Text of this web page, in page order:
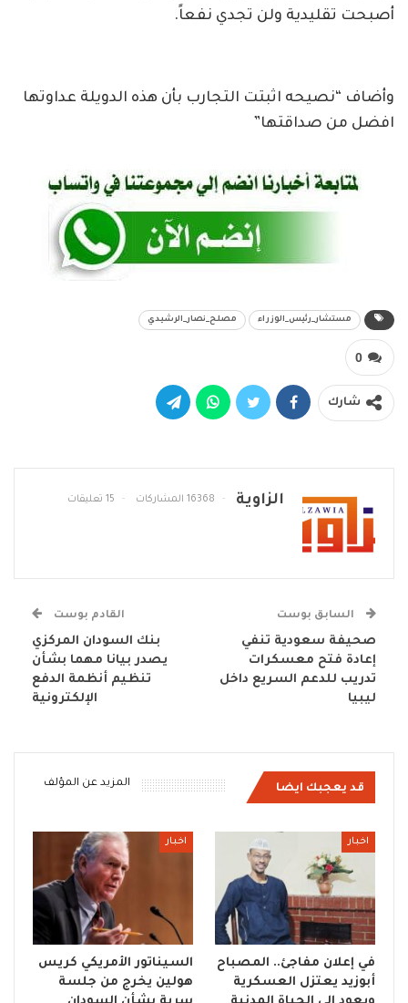
أصبحت تقليدية ولن تجدي نفعاً.
وأضاف “نصيحه اثبتت التجارب بأن هذه الدويلة عداوتها
افضل من صداقتها”
مستشار_رئيس_الوزراء مصلح_نصار_الرشيدي
0
شارك
الزاوية 16368 المشاركات 15 تعليقات
السابق بوست
صحيفة سعودية تنفي
إعادة فتح معسكرات
تدريب للدعم السريع داخل
ليبيا
القادم بوست
بنك السودان المركزي
يصدر بيانا مهما بشأن
تنظيم أنظمة الدفع
الإلكترونية
قد يعجبك ايضا المزيد عن المؤلف
اخبار
في إعلان مفاجئ.. المصباح
أبوزيد يعتزل العسكرية
اخبار
السيناتور الأمريكي كريس
هولين يخرج من جلسة